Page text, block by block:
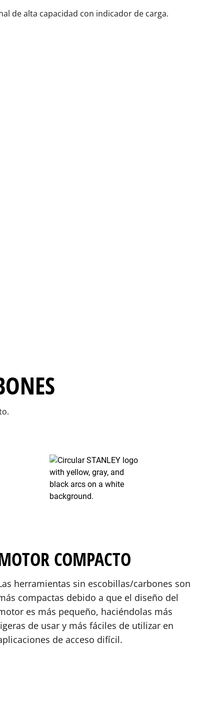
de alta capacidad con indicador de carga.
COMPACTO
herramientas sin escobillas/carbones son
compactas debido a que el diseño del
es más pequeño, haciéndolas más
de usar y más fáciles de utilizar en
de acceso difícil.